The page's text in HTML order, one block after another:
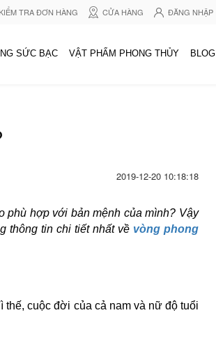
KIỂM TRA ĐƠN HÀNG CỬA HÀNG ĐĂNG NHẬP
SỨC BẠC VẬT PHẨM PHONG THỦY BLOG
2019-12-20 10:18:18
phù hợp với bản mệnh của mình? Vậy
thông tin chi tiết nhất về vòng phong
cuộc đời của cả nam và nữ độ tuổi